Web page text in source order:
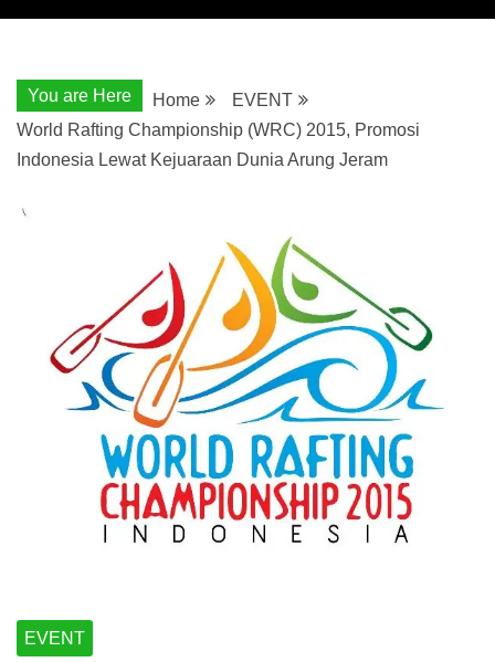
You are Here Home
EVENT
World Rafting Championship (WRC) 2015, Promosi
Indonesia Lewat Kejuaraan Dunia Arung Jeram
EVENT